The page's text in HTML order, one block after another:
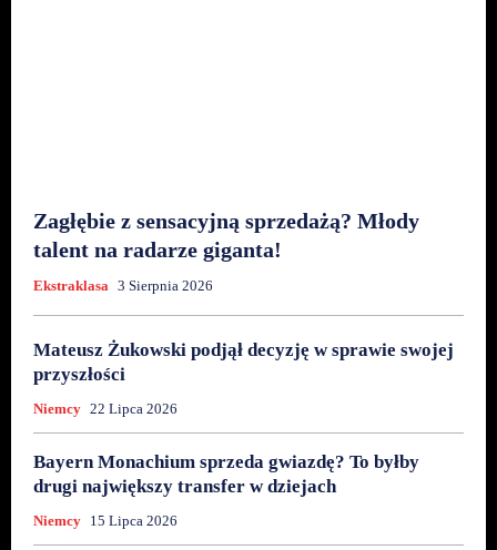
Zagłębie z sensacyjną sprzedażą? Młody
talent na radarze giganta!
Ekstraklasa 3 Sierpnia 2026
Mateusz Żukowski podjął decyzję w sprawie swojej
przyszłości
Niemcy 22 Lipca 2026
Bayern Monachium sprzeda gwiazdę? To byłby
drugi największy transfer w dziejach
Niemcy 15 Lipca 2026